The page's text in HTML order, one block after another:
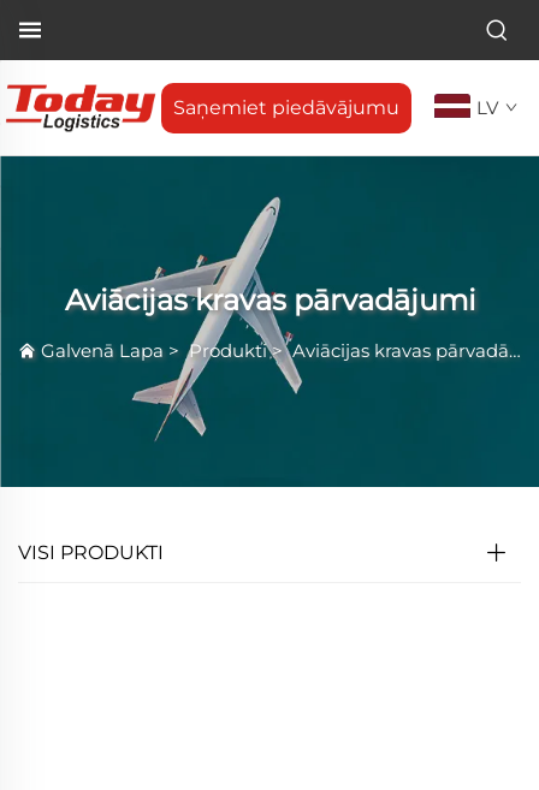
Saņemiet piedāvājumu LV
Aviācijas kravas pārvadājumi
Galvenā Lapa>Produkti>Aviācijas kravas pārvadājumi
VISI PRODUKTI